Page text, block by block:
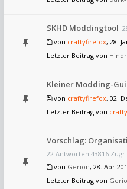
SKHD Moddingtool
von craftyfirefox, 28.
Letzter Beitrag von
Kleiner Modding-
von craftyfirefox, 02.
Letzter Beitrag von
Vorschlag:
22 Antworten 43816
von Gerion, 28. Apr
Letzter Beitrag von